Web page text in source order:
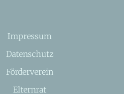
Impressum
Datenschutz
Förderverein
Elternrat